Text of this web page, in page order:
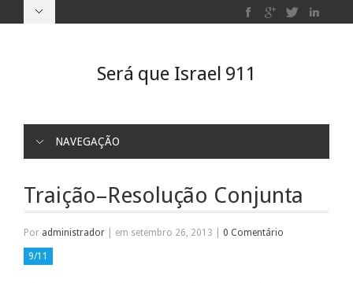
Será que Israel 911
NAVEGAÇÃO
Traição–Resolução Conjunta
Por administrador em setembro 26, 2013 0 Comentário
9/11